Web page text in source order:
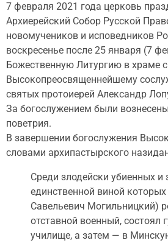
7 февраля 2021 года церковь
Архиерейский Собор Русской
новомучеников и исповедников
воскресенье после 25 января (7
Божественную Литургию в храме
Высокопреосвященнейшему
святых протоиерей Александр
За богослужением были
поветрия.
В завершении богослужения
словами архипастырского
Среди злодейски убиенных
единственной виной
Савельевич Могильницкий)
отставной военный, состоял
училище, а затем — в